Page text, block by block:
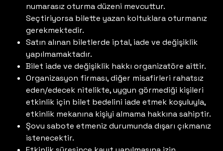
numarasız oturma düzeni mevcuttur.
Seçtiriyorsa bilette yazan koltuklara oturmanız
gerekmektedir.
Satın alınan biletlerde iptal, iade ve değişiklik
yapılmamaktadır.
Bilet iade ve değişiklik hakkı organizatöre aittir.
Organizasyon firması, diğer misafirleri rahatsız
eden/edecek nitelikte, uygun görmediği kişileri
etkinlik için bilet bedelini iade etmek koşuluyla,
etkinlik mekanına kişiyi almama hakkına sahiptir.
Şovu sabote etmeniz durumunda dışarı çıkmanız
istenecektir.